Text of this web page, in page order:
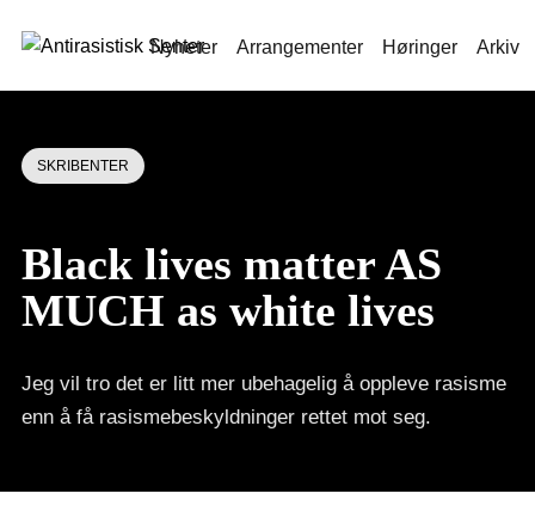
Nyheter Arrangementer Høringer Arkiv
SKRIBENTER
Black lives matter AS
MUCH as white lives
Jeg vil tro det er litt mer ubehagelig å oppleve rasisme
enn å få rasismebeskyldninger rettet mot seg.